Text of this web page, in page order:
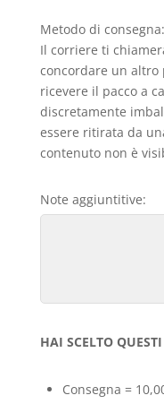
Metodo di consegna:
Il corriere ti
concordare un
ricevere il pacco a
discretamente
essere ritirata da
contenuto non è
Note aggiuntitive:
HAI SCELTO
Consegna =